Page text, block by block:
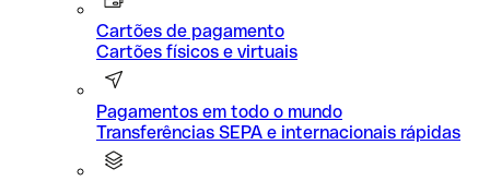
Cartões de pagamento
Cartões físicos e virtuais
Pagamentos em todo o mundo
Transferências SEPA e internacionais rápidas